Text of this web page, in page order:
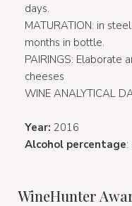
days.
MATURATION: in
months in bottle.
PAIRINGS: Elaborate
cheeses
WINE ANALYTICAL
Year: 2016
Alcohol percentage
WineHunter